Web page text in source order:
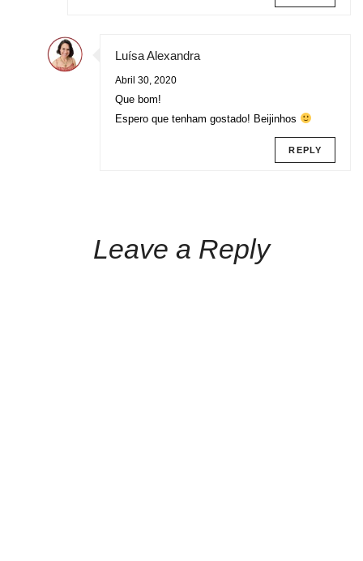
Luísa Alexandra
Abril 30, 2020
Que bom!
Espero que tenham gostado! Beijinhos
REPLY
Leave a Reply